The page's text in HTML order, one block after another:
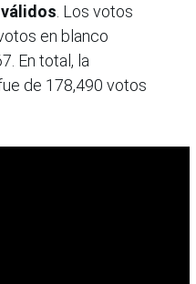
. Los votos
en blanco
En total, la
de 178,490 votos